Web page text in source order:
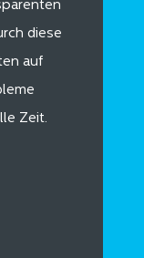
diese
auf
Zeit.